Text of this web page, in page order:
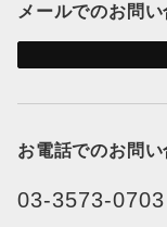
メールでのお問
お電話でのお問い
03-3573-0703